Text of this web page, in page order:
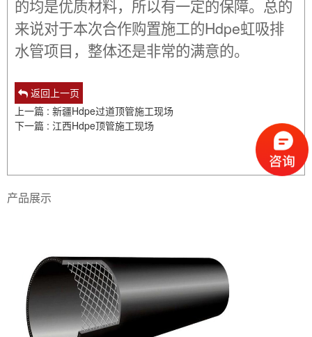
的均是优质材料，所以有一定的保障。总的
来说对于本次合作购置施工的Hdpe虹吸排
水管项目，整体还是非常的满意的。
返回上一页
上一篇 : 新疆Hdpe过道顶管施工现场
下一篇 : 江西Hdpe顶管施工现场
产品展示